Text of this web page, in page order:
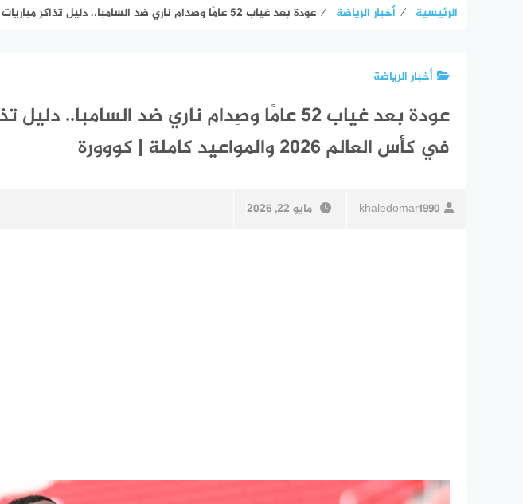
الرئيسية ⁄ أخبار الرياضة ⁄ عودة بعد غياب 52 عامًا وصِدام ناري ضد السامبا.. دليل تذاكر مباريات هايتي في كأس العالم 2026 والمواعيد كاملة | كووورة
أخبار الرياضة
عودة بعد غياب 52 عامًا وصِدام ناري ضد السامبا..
في كأس العالم 2026 والمواعيد كاملة | كووورة
khaledomar1990 مايو 22, 2026